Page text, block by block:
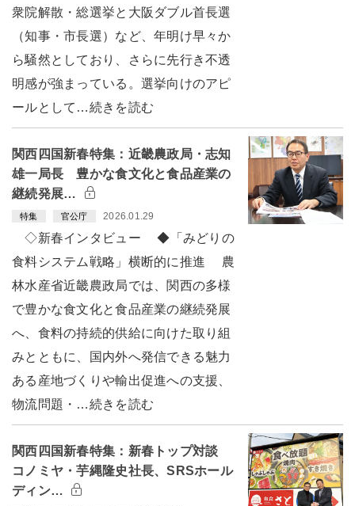
衆院解散・総選挙と大阪ダブル首長選
（知事・市長選）など、年明け早々か
ら騒然としており、さらに先行き不透
明感が強まっている。選挙向けのアピ
ールとして…続きを読む
関西四国新春特集：近畿農政局・志知
雄一局長 豊かな食文化と食品産業の
継続発展…
特集 官公庁 2026.01.29
◇新春インタビュー ◆「みどりの
食料システム戦略」横断的に推進 農
林水産省近畿農政局では、関西の多様
で豊かな食文化と食品産業の継続発展
へ、食料の持続的供給に向けた取り組
みとともに、国内外へ発信できる魅力
ある産地づくりや輸出促進への支援、
物流問題・…続きを読む
関西四国新春特集：新春トップ対談
コノミヤ・芋縄隆史社長、SRSホール
ディン…